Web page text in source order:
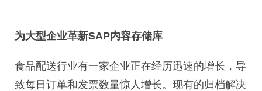
为大型企业革新SAP内容存储库
食品配送行业有一家企业正在经历迅速的增长，导
致每日订单和发票数量惊人增长。现有的归档解决